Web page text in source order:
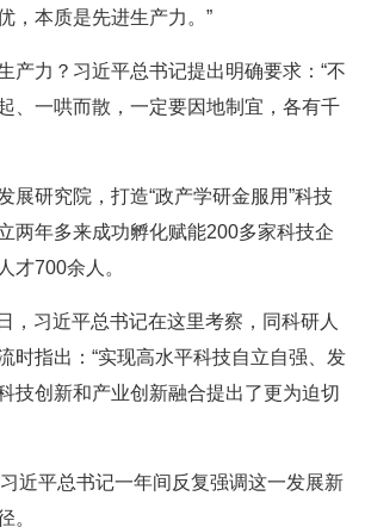
，本质是先进生产力。”
产力？习近平总书记提出明确要求：“不
、一哄而散，一定要因地制宜，各有千
展研究院，打造“政产学研金服用”科技
两年多来成功孵化赋能200多家科技企
才700余人。
，习近平总书记在这里考察，同科研人
时指出：“实现高水平科技自立自强、发
技创新和产业创新融合提出了更为迫切
习近平总书记一年间反复强调这一发展新
。